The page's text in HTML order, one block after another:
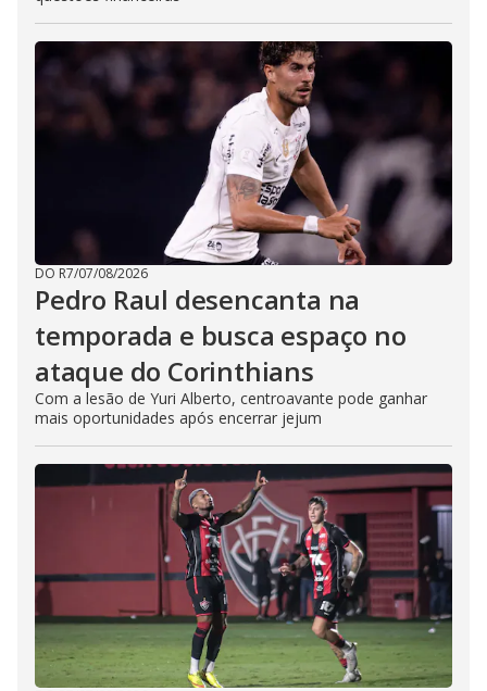
DO R7/07/08/2026
Pedro Raul desencanta na
temporada e busca espaço no
ataque do Corinthians
Com a lesão de Yuri Alberto, centroavante pode ganhar
mais oportunidades após encerrar jejum